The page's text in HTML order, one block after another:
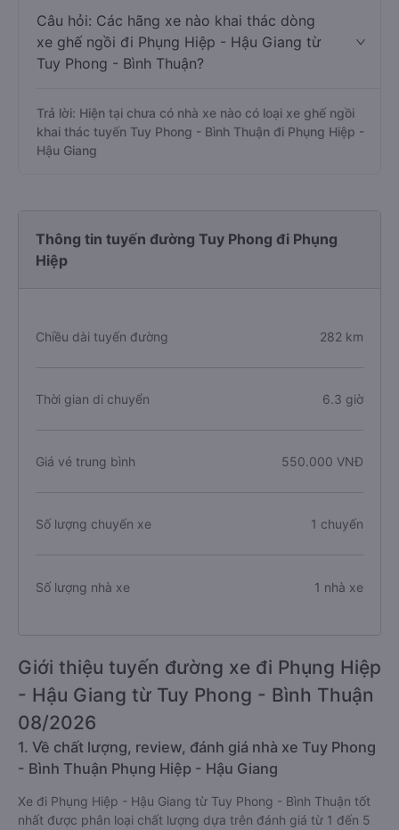
Câu hỏi: Các hãng xe nào khai thác dòng
xe ghế ngồi đi Phụng Hiệp - Hậu Giang từ
Tuy Phong - Bình Thuận?
Trả lời: Hiện tại chưa có nhà xe nào có loại xe ghế ngồi
khai thác tuyến Tuy Phong - Bình Thuận đi Phụng Hiệp -
Hậu Giang
Thông tin tuyến đường Tuy Phong đi Phụng
Hiệp
Chiều dài tuyến đường 282 km
Thời gian di chuyển 6.3 giờ
Giá vé trung bình 550.000 VNĐ
Số lượng chuyến xe 1 chuyến
Số lượng nhà xe 1 nhà xe
Giới thiệu tuyến đường xe đi Phụng Hiệp
- Hậu Giang từ Tuy Phong - Bình Thuận
08/2026
1. Về chất lượng, review, đánh giá nhà xe Tuy Phong
- Bình Thuận Phụng Hiệp - Hậu Giang
Xe đi Phụng Hiệp - Hậu Giang từ Tuy Phong - Bình Thuận tốt
nhất được phân loại chất lượng dựa trên đánh giá từ 1 đến 5